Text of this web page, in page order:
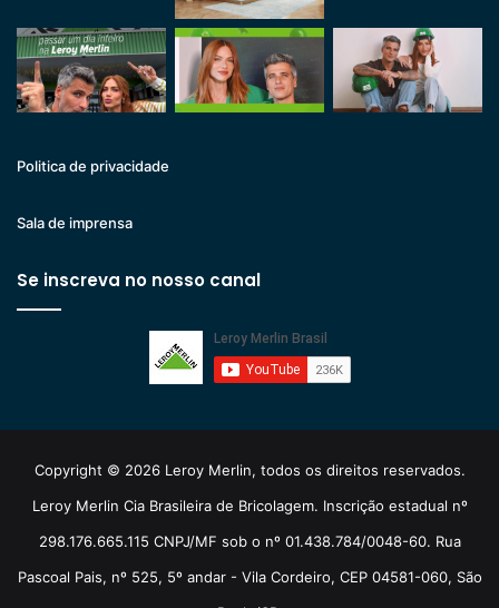
Politica de privacidade
Sala de imprensa
Se inscreva no nosso canal
Copyright © 2026 Leroy Merlin, todos os direitos reservados.
Leroy Merlin Cia Brasileira de Bricolagem. Inscrição estadual nº
298.176.665.115 CNPJ/MF sob o nº 01.438.784/0048-60. Rua
Pascoal Pais, nº 525, 5º andar - Vila Cordeiro, CEP 04581-060, São